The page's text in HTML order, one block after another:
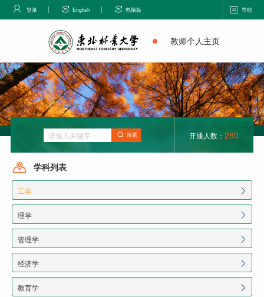
登录 English 电脑版 导航
教师个人主页
搜索 开通人数： 280
学科列表
工学
理学
管理学
经济学
教育学